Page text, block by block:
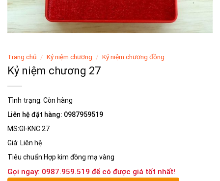
Trang chủ / Kỷ niệm chương / Kỷ niệm chương đồng
Kỷ niệm chương 27
Tình trạng: Còn hàng
Liên hệ đặt hàng: 0987959519
MS:GI-KNC 27
Giá: Liên hệ
Tiêu chuẩn:Hợp kim đồng mạ vàng
Gọi ngay: 0987.959.519 để có được giá tốt nhất!